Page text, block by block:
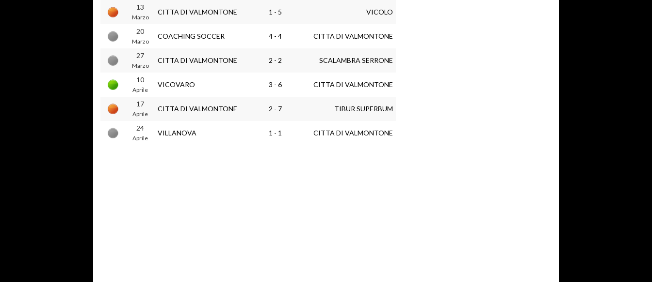
13
Marzo
CITTA DI VALMONTONE 1 - 5 VICOLO
20
Marzo
COACHING SOCCER 4 - 4 CITTA DI VALMONTONE
27
Marzo
CITTA DI VALMONTONE 2 - 2 SCALAMBRA SERRONE
10
Aprile
VICOVARO 3 - 6 CITTA DI VALMONTONE
17
Aprile
CITTA DI VALMONTONE 2 - 7 TIBUR SUPERBUM
24
Aprile
VILLANOVA 1 - 1 CITTA DI VALMONTONE